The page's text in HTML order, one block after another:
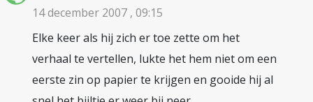
14 december 2007 , 09:15
Elke keer als hij zich er toe zette om het
verhaal te vertellen, lukte het hem niet om een
eerste zin op papier te krijgen en gooide hij al